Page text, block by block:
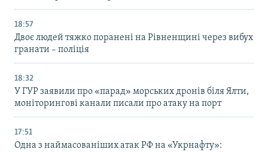
18:57
Двоє людей тяжко поранені на Рівненщині через вибух
гранати – поліція
18:32
У ГУР заявили про «парад» морських дронів біля Ялти,
моніторингові канали писали про атаку на порт
17:51
Одна з наймасованіших атак РФ на «Укрнафту»: